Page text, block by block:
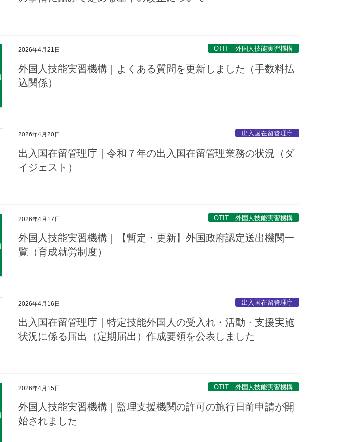
2026年4月21日 OTIT｜外国人技能実習機構
外国人技能実習機構｜よくある質問を更新しました（手数料払
込関係）
2026年4月20日 出入国在留管理庁
出入国在留管理庁｜令和７年の出入国在留管理業務の状況（ダ
イジェスト）
2026年4月17日 OTIT｜外国人技能実習機構
外国人技能実習機構｜【暫定・更新】外国政府認定送出機関一
覧（育成就労制度）
2026年4月16日 出入国在留管理庁
出入国在留管理庁｜特定技能外国人の受入れ・活動・支援実施
状況に係る届出（定期届出）作成要領を公表しました
2026年4月15日 OTIT｜外国人技能実習機構
外国人技能実習機構｜監理支援機関の許可の施行日前申請が開
始されました